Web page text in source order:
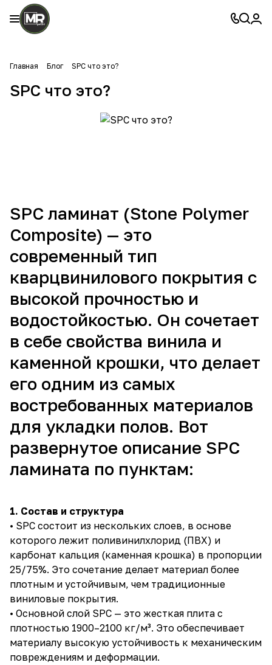
Главная Блог SPC что это?
SPC что это?
SPC ламинат (Stone Polymer
Composite) — это
современный тип
кварцвинилового покрытия с
высокой прочностью и
водостойкостью. Он сочетает
в себе свойства винила и
каменной крошки, что делает
его одним из самых
востребованных материалов
для укладки полов. Вот
развернутое описание SPC
ламината по пунктам:
1. Состав и структура
• SPC состоит из нескольких слоев, в основе
которого лежит поливинилхлорид (ПВХ) и
карбонат кальция (каменная крошка) в пропорции
25/75%. Это сочетание делает материал более
плотным и устойчивым, чем традиционные
виниловые покрытия.
• Основной слой SPC — это жесткая плита с
плотностью 1900–2100 кг/м³. Это обеспечивает
материалу высокую устойчивость к механическим
повреждениям и деформации.